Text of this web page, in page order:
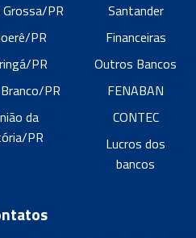
PR
PR
PR
PR
da
PR
Santander
Financeiras
Outros Bancos
FENABAN
CONTEC
Lucros dos
bancos